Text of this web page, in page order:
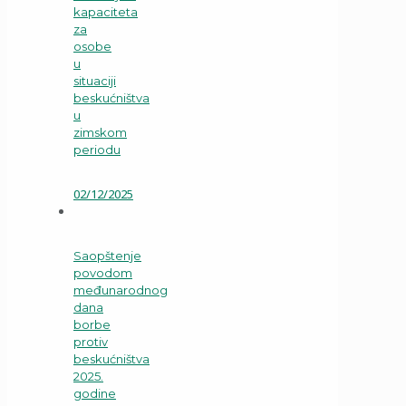
kapaciteta
za
osobe
u
situaciji
beskućništva
u
zimskom
periodu
02/12/2025
Saopštenje
povodom
međunarodnog
dana
borbe
protiv
beskućništva
2025.
godine